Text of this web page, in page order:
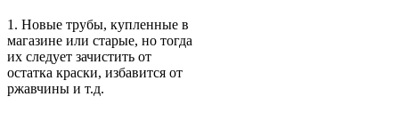
1. Новые трубы, купленные в
магазине или старые, но тогда
их следует зачистить от
остатка краски, избавится от
ржавчины и т.д.